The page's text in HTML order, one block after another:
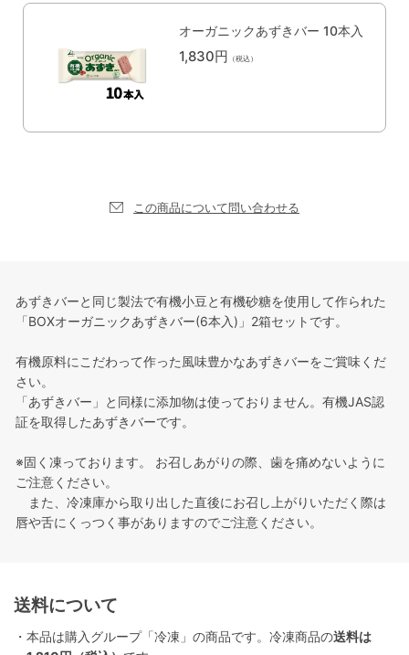
オーガニックあずきバー 10本入
1,830円 （税込）
この商品について問い合わせる
あずきバーと同じ製法で有機小豆と有機砂糖を使用して作られた
「BOXオーガニックあずきバー(6本入)」2箱セットです。
有機原料にこだわって作った風味豊かなあずきバーをご賞味くだ
さい。
「あずきバー」と同様に添加物は使っておりません。有機JAS認
証を取得したあずきバーです。
※固く凍っております。 お召しあがりの際、歯を痛めないように
ご注意ください。
また、冷凍庫から取り出した直後にお召し上がりいただく際は
唇や舌にくっつく事がありますのでご注意ください。
送料について
・本品は購入グループ「冷凍」の商品です。冷凍商品の送料は